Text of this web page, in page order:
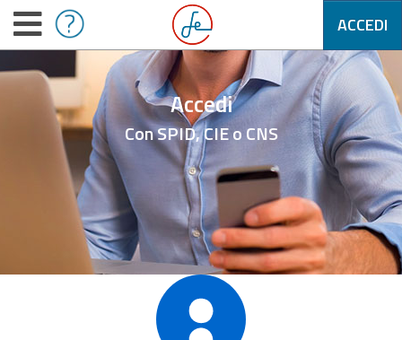
ACCEDI
Accedi
Con SPID, CIE o CNS